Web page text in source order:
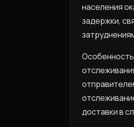
населения
задержки,
доставки в